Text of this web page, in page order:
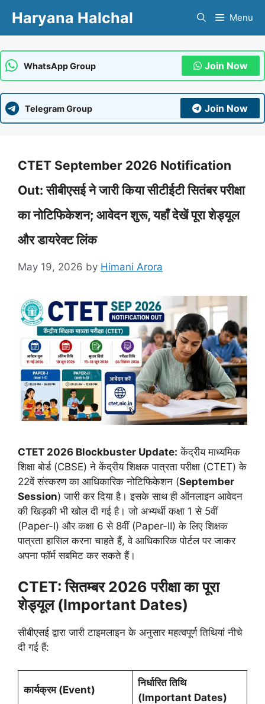
content
Haryana Halchal Menu
WhatsApp Group Join Now
Telegram Group Join Now
CTET September 2026 Notification
Out: सीबीएसई ने जारी किया सीटीईटी सितंबर परीक्षा
का नोटिफिकेशन; आवेदन शुरू, यहाँ देखें पूरा शेड्यूल
और डायरेक्ट लिंक
May 19, 2026 by Himani Arora
CTET 2026 Blockbuster Update: केंद्रीय माध्यमिक
शिक्षा बोर्ड (CBSE) ने केंद्रीय शिक्षक पात्रता परीक्षा (CTET) के
22वें संस्करण का आधिकारिक नोटिफिकेशन (September
Session) जारी कर दिया है। इसके साथ ही ऑनलाइन आवेदन
की खिड़की भी खोल दी गई है। जो अभ्यर्थी कक्षा 1 से 5वीं
(Paper-I) और कक्षा 6 से 8वीं (Paper-II) के लिए शिक्षक
पात्रता हासिल करना चाहते हैं, वे आधिकारिक पोर्टल पर जाकर
अपना फॉर्म सबमिट कर सकते हैं।
CTET: सितम्बर 2026 परीक्षा का पूरा
शेड्यूल (Important Dates)
सीबीएसई द्वारा जारी टाइमलाइन के अनुसार महत्वपूर्ण तिथियां नीचे
दी गई हैं:
कार्यक्रम (Event)
निर्धारित तिथि
(Important Dates)